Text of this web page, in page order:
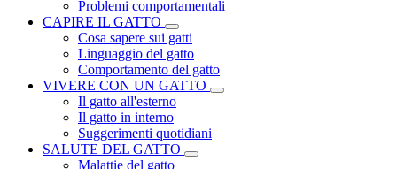
Problemi comportamentali
CAPIRE IL GATTO
Cosa sapere sui gatti
Linguaggio del gatto
Comportamento del gatto
VIVERE CON UN GATTO
Il gatto all'esterno
Il gatto in interno
Suggerimenti quotidiani
SALUTE DEL GATTO
Malattie del gatto